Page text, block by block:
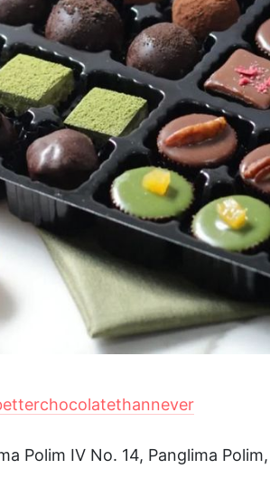
Polim IV No. 14, Panglima